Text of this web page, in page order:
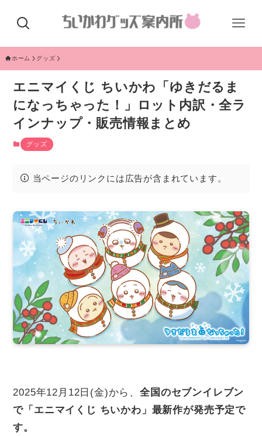
ホーム グッズ
エニマイくじ ちいかわ「ゆきだるま
になっちゃった！」ロット内訳・全ラ
インナップ・販売情報まとめ
グッズ
当ページのリンクには広告が含まれています。
2025年12月12日(金)から、全国のセブンイレブン
で「エニマイくじ ちいかわ」最新作が発売予定で
す。